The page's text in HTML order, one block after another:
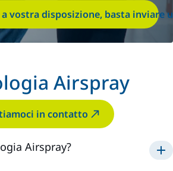
vostra disposizione, basta inviare
Airspray
in contatto
Airspray?